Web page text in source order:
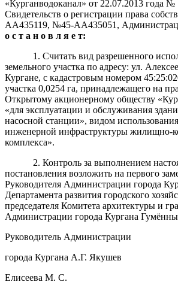
«Курганводоканал» от 22.07.2013 года №
Свидетельств о регистрации права
АА435119, №45-АА435051,
о с т а н о в л я е т:
1. Cчитать вид разрешенного
земельного участка по адресу: ул.
Кургане, с кадастровым номером
участка 0,0254 га, принадлежащего на
Открытому акционерному обществу
«для эксплуатации и обслуживания
насосной станции», видом
инженерной инфраструктуры жилищно-
комплекса».
2. Контроль за выполнением
постановления возложить на первого
Руководителя Администрации города
Департамента развития городского
председателя Комитета архитектуры и
Администрации города Кургана
Руководитель Администрации
города Кургана А.Г. Якушев
Елисеева М. С.